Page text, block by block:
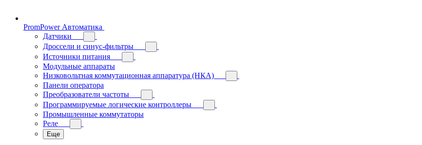
PromPower Автоматика
Датчики
Дроссели и синус-фильтры
Источники питания
Модульные аппараты
Низковольтная коммутационная аппаратура (НКА)
Панели оператора
Преобразователи частоты
Программируемые логические контроллеры
Промышленные коммутаторы
Реле
Еще